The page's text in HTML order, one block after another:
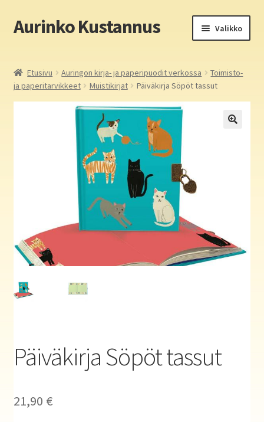
Siirry
navigointiin
Siirry
sisältöön
Aurinko Kustannus Valikko
Yritys
Aurinko Kustannus: kirjat
Auringon kirja- ja paperipuodit verkossa
valikko
Media
Etusivu Auringon kirja- ja paperipuodit verkossa
Toimisto-
ja paperitarvikkeet
Muistikirjat Päiväkirja Söpöt tassut
Päiväkirja Söpöt tassut
21,90 €